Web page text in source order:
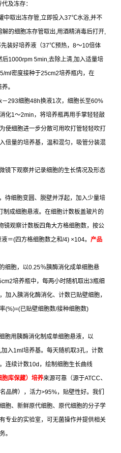
及冻存：
中取出冻存管,立即投入37℃水浴,并不
解的细胞冻存管取出,用酒精消毒后打开,
装好培养液（37℃预热， 8～10倍体
后1000rpm 5min,去除上清,加入适量培
ml 密度接种于25cm2培养瓶内，在
。
－293细胞48h换液1次，细胞长至60%
化1～2min ，将培养瓶再用手掌轻轻敲
使细胞进一步分散可用吹打管轻轻吹打
倍量的培养基，温和混匀，吸管分装混
镜下观察并记录细胞的生长情况及形态
待细胞变圆、脱壁并浮起，加入少量培
制成细胞悬液。在细胞计数板盖玻片的
镜观察计数板四角大方格细胞数，按公
液＝(四方格细胞数之和/4) ×104。 产品
细胞，以0.25％胰酶消化成单细胞悬
培养瓶中，每两小时随机取出3瓶细
加入胰消化酶消化、计数已贴壁细胞，
(%)=(已贴壁细胞数/接种细胞数)
胞用胰酶消化制成单细胞悬液，以
加入1ml 培养基。每天随机取3孔，计数
连续计数10d ，绘制细胞生长曲线
胞库保藏）培养来源可靠（源于ATCC、
品牌），活力>95%，贴壁性好。我们
胞、新鲜原代细胞、原代细胞的分子学
专业的实验室，可无菌操作并提供相关
。